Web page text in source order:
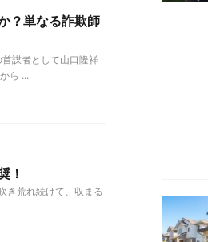
？単なる詐欺師
謀者として山口隆祥
ら ...
！
き荒れ続けて、収まる